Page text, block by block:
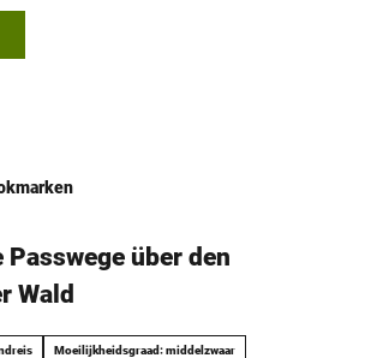
über den
Wald
Moeilijkheidsgraad: middelzwaar